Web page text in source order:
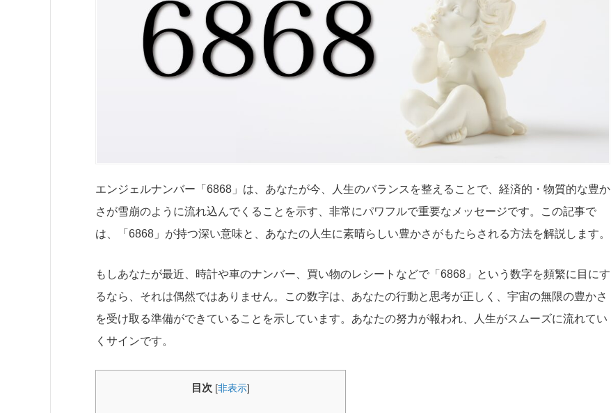
エンジェルナンバー「6868」は、あなたが今、人生のバランスを整えることで、経済的・物質的な豊か
さが雪崩のように流れ込んでくることを示す、非常にパワフルで重要なメッセージです。この記事で
は、「6868」が持つ深い意味と、あなたの人生に素晴らしい豊かさがもたらされる方法を解説します。
もしあなたが最近、時計や車のナンバー、買い物のレシートなどで「6868」という数字を頻繁に目にす
るなら、それは偶然ではありません。この数字は、あなたの行動と思考が正しく、宇宙の無限の豊かさ
を受け取る準備ができていることを示しています。あなたの努力が報われ、人生がスムーズに流れてい
くサインです。
目次 [非表示]